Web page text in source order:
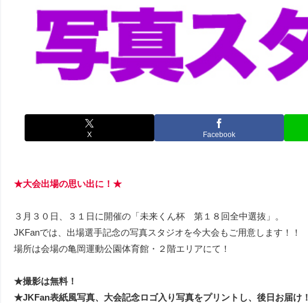
X Facebook
★大会出場の思い出に！★
３月３０日、３１日に開催の「未来くん杯 第１８回全中選抜」。
JKFanでは、出場選手記念の写真スタジオを今大会もご用意します！！
場所は会場の亀岡運動公園体育館・２階エリアにて！
★撮影は無料！
★JKFan表紙風写真、大会記念ロゴ入り写真をプリントし、後日お届け！